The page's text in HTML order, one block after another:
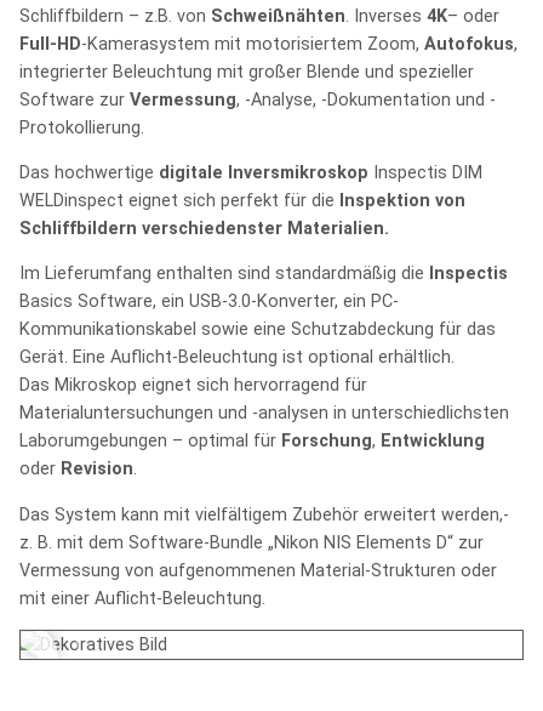
Schliffbildern – z.B. von Schweißnähten. Inverses 4K– oder
Full-HD-Kamerasystem mit motorisiertem Zoom, Autofokus,
integrierter Beleuchtung mit großer Blende und spezieller
Software zur Vermessung, -Analyse, -Dokumentation und -
Protokollierung.
Das hochwertige digitale Inversmikroskop Inspectis DIM
WELDinspect eignet sich perfekt für die Inspektion von
Schliffbildern verschiedenster Materialien.
Im Lieferumfang enthalten sind standardmäßig die Inspectis
Basics Software, ein USB-3.0-Konverter, ein PC-
Kommunikationskabel sowie eine Schutzabdeckung für das
Gerät. Eine Auflicht-Beleuchtung ist optional erhältlich.
Das Mikroskop eignet sich hervorragend für
Materialuntersuchungen und -analysen in unterschiedlichsten
Laborumgebungen – optimal für Forschung, Entwicklung
oder Revision.
Das System kann mit vielfältigem Zubehör erweitert werden,-
z. B. mit dem Software-Bundle „Nikon NIS Elements D“ zur
Vermessung von aufgenommenen Material-Strukturen oder
mit einer Auflicht-Beleuchtung.